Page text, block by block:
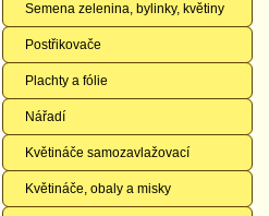
Semena zelenina, bylinky, květiny
Postřikovače
Plachty a fólie
Nářadí
Květináče samozavlažovací
Květináče, obaly a misky